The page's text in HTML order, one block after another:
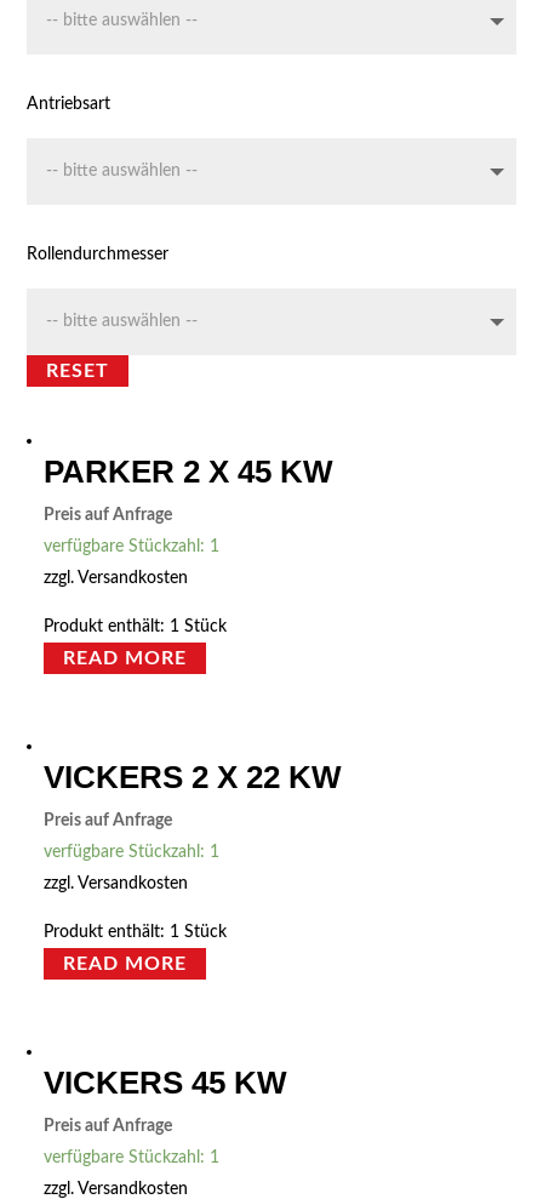
Antriebsart
Rollendurchmesser
RESET
PARKER 2 X 45 KW
Preis auf Anfrage
verfügbare Stückzahl: 1
zzgl. Versandkosten
Produkt enthält: 1Stück
READ MORE
VICKERS 2 X 22 KW
Preis auf Anfrage
verfügbare Stückzahl: 1
zzgl.Versandkosten
Produkt enthält: 1Stück
READ MORE
VICKERS 45 KW
Preis auf Anfrage
verfügbare Stückzahl: 1
zzgl.Versandkosten